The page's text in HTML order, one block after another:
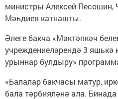
министры Алексей
Мәһдиев катнашты.
Әлеге бакча «Мәктәпкәч
учреждениеләрендә 3 яшькә
урыннар булдыру»
«Балалар бакчасы матур,
бала тәрбияләнә ала.